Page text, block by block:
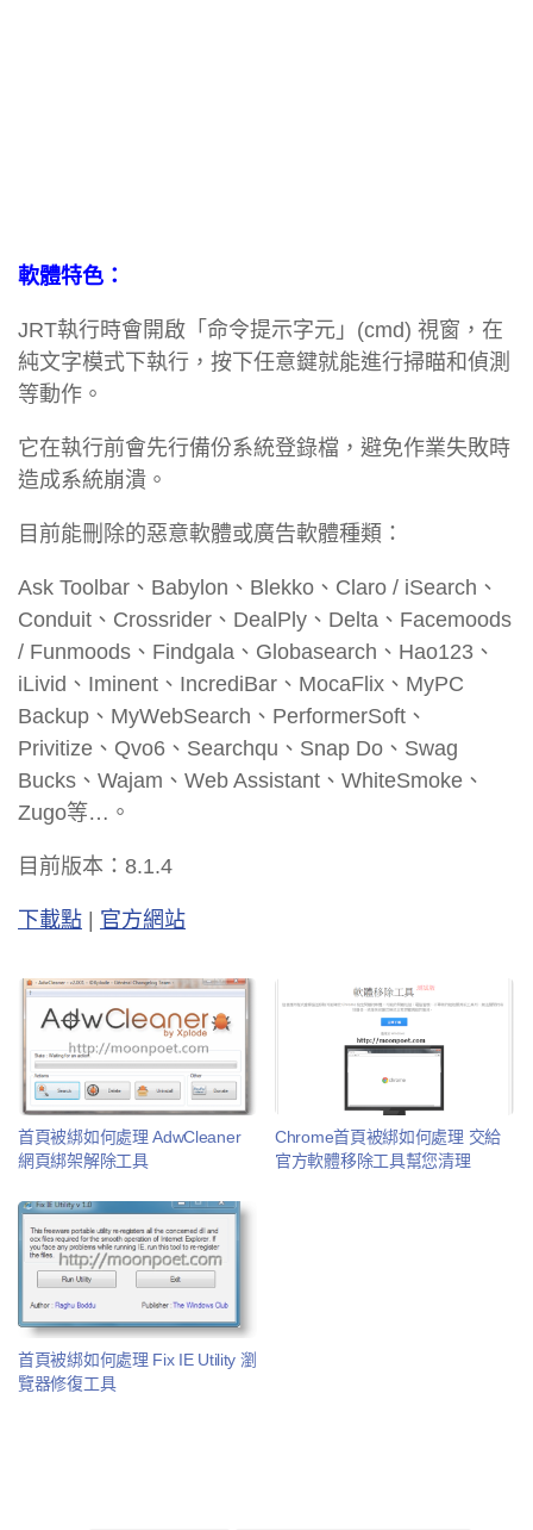
軟體特色：
JRT執行時會開啟「命令提示字元」(cmd) 視窗，在
純文字模式下執行，按下任意鍵就能進行掃瞄和偵測
等動作。
它在執行前會先行備份系統登錄檔，避免作業失敗時
造成系統崩潰。
目前能刪除的惡意軟體或廣告軟體種類：
Ask Toolbar、Babylon、Blekko、Claro / iSearch、
Conduit、Crossrider、DealPly、Delta、Facemoods
/ Funmoods、Findgala、Globasearch、Hao123、
iLivid、Iminent、IncrediBar、MocaFlix、MyPC
Backup、MyWebSearch、PerformerSoft、
Privitize、Qvo6、Searchqu、Snap Do、Swag
Bucks、Wajam、Web Assistant、WhiteSmoke、
Zugo等…。
目前版本：8.1.4
下載點 官方網站
首頁被綁如何處理 AdwCleaner
網頁綁架解除工具
Chrome首頁被綁如何處理 交給
官方軟體移除工具幫您清理
首頁被綁如何處理 Fix IE Utility 瀏
覽器修復工具